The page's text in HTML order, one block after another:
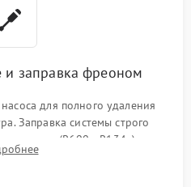
и заправка фреоном
для полного удаления
Заправка системы строго
(R600a, R134a) по
рабочего давления в системе.